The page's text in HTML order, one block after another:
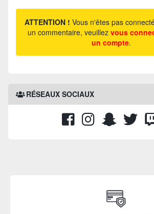
ATTENTION ! Vous n'êtes pas
un commentaire, veuillez vous
un compte.
RÉSEAUX SOCIAUX